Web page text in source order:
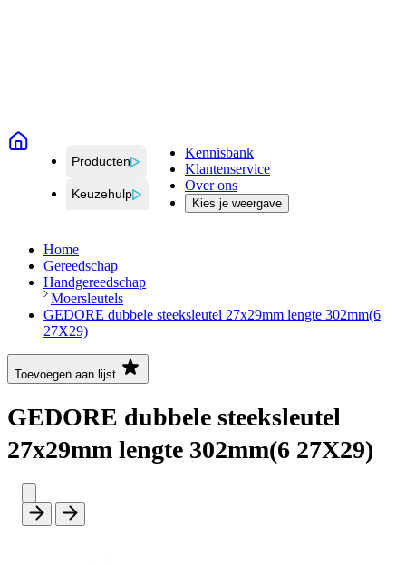
Producten
Keuzehulp
Kennisbank
Klantenservice
Over ons
Kies je weergave
Home
Gereedschap
Handgereedschap
Moersleutels
GEDORE dubbele steeksleutel 27x29mm lengte 302mm(6
27X29)
Toevoegen aan lijst
GEDORE dubbele steeksleutel
27x29mm lengte 302mm(6 27X29)